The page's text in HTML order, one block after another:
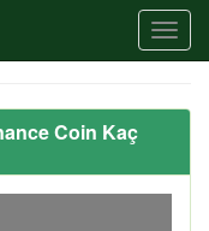
Coin Kaç